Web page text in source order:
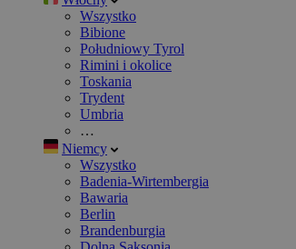
Wszystko
Bibione
Południowy Tyrol
Rimini i okolice
Toskania
Trydent
Umbria
…
Niemcy
Wszystko
Badenia-Wirtembergia
Bawaria
Berlin
Brandenburgia